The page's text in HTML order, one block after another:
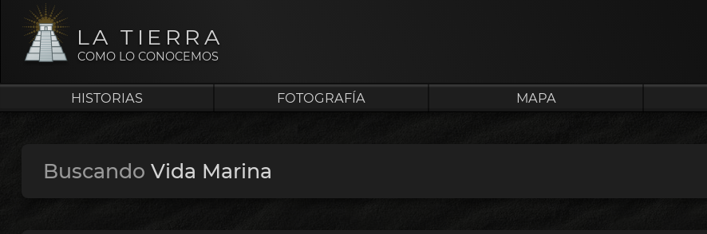
LA TIERRA
COMO LO CONOCEMOS
HISTORIAS FOTOGRAFÍA MAPA
Buscando Vida Marina